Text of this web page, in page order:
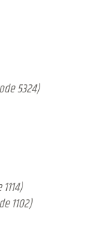
5324)
1102)